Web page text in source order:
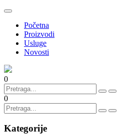
Početna
Proizvodi
Usluge
Novosti
0
0
Kategorije